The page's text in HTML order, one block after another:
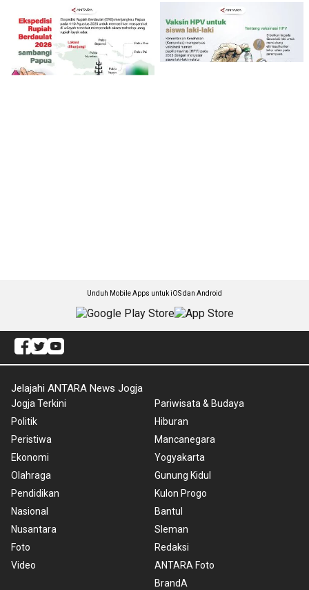
Unduh Mobile Apps untuk iOS dan Android
Jelajahi ANTARA News Jogja
Jogja Terkini
Politik
Peristiwa
Ekonomi
Olahraga
Pendidikan
Nasional
Nusantara
Foto
Video
Pariwisata & Budaya
Hiburan
Mancanegara
Yogyakarta
Gunung Kidul
Kulon Progo
Bantul
Sleman
Redaksi
ANTARA Foto
BrandA